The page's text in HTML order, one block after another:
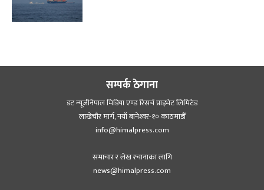
सम्पर्क ठेगाना
डट न्यूजीनेपाल मिडिया एण्ड रिसर्च प्राइभेट लिमिटेड
लाखेचौर मार्ग, नयाँ बानेश्‍वर-१० काठमाडौँ
info@himalpress.com
समाचार र लेख रचानाका लागि
news@himalpress.com